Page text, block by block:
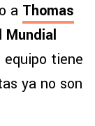
a Thomas
Mundial
equipo tiene
ya no son